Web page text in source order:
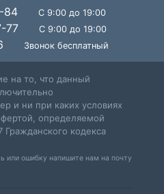
84 С 9:00 до 19:00
77 С 9:00 до 19:00
Звонок бесплатный
на то, что данный
и ни при каких условиях
определяемой
кодекса
или ошибку напишите нам на почту